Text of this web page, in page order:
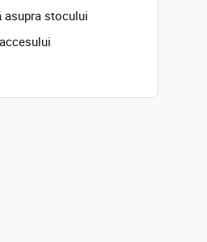
stocului